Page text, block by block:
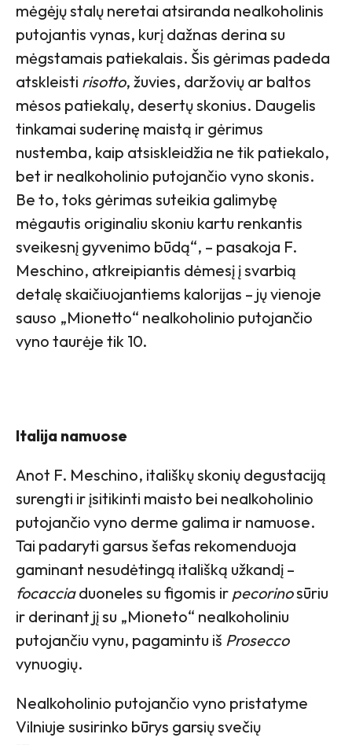
mėgėjų stalų neretai atsiranda nealkoholinis
putojantis vynas, kurį dažnas derina su
mėgstamais patiekalais. Šis gėrimas padeda
atskleisti risotto, žuvies, daržovių ar baltos
mėsos patiekalų, desertų skonius. Daugelis
tinkamai suderinę maistą ir gėrimus
nustemba, kaip atsiskleidžia ne tik patiekalo,
bet ir nealkoholinio putojančio vyno skonis.
Be to, toks gėrimas suteikia galimybę
mėgautis originaliu skoniu kartu renkantis
sveikesnį gyvenimo būdą“, – pasakoja F.
Meschino, atkreipiantis dėmesį į svarbią
detalę skaičiuojantiems kalorijas – jų vienoje
sauso „Mionetto“ nealkoholinio putojančio
vyno taurėje tik 10.
Italija namuose
Anot F. Meschino, itališkų skonių degustaciją
surengti ir įsitikinti maisto bei nealkoholinio
putojančio vyno derme galima ir namuose.
Tai padaryti garsus šefas rekomenduoja
gaminant nesudėtingą itališką užkandį –
focacciaduoneles su figomis ir pecorinosūriu
ir derinant jį su „Mioneto“ nealkoholiniu
putojančiu vynu, pagamintu iš Prosecco
vynuogių.
Nealkoholinio putojančio vyno pristatyme
Vilniuje susirinko būrys garsių svečių